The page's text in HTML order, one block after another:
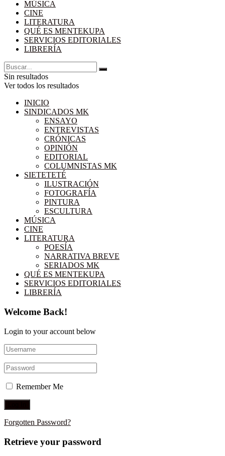
MÚSICA
CINE
LITERATURA
QUÉ ES MENTEKUPA
SERVICIOS EDITORIALES
LIBRERÍA
Sin resultados
Ver todos los resultados
INICIO
SINDICADOS MK
ENSAYO
ENTREVISTAS
CRÓNICAS
OPINIÓN
EDITORIAL
COLUMNISTAS MK
SIETETETÉ
ILUSTRACIÓN
FOTOGRAFÍA
PINTURA
ESCULTURA
MÚSICA
CINE
LITERATURA
POESÍA
NARRATIVA BREVE
SERIADOS MK
QUÉ ES MENTEKUPA
SERVICIOS EDITORIALES
LIBRERÍA
Welcome Back!
Login to your account below
Remember Me
Forgotten Password?
Retrieve your password